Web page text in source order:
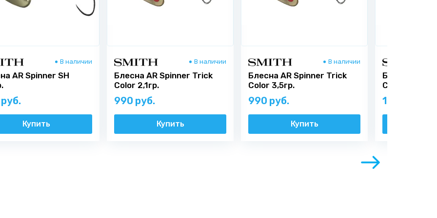
В наличии
AR Spinner SH
Купить
В наличии
Блесна AR Spinner Trick
Color 2,1гр.
990 руб.
Купить
В наличии
Блесна AR Spinner Trick
Color 3,5гр.
990 руб.
Купить
Блесна AR
Color 4,5гр.
1 035 руб.